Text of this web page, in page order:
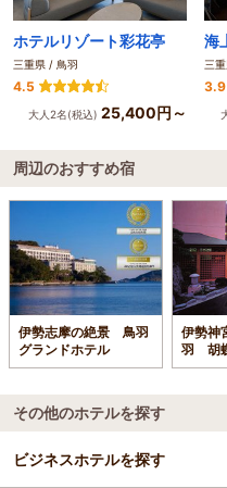
ホテルリゾート彩花亭
三重県 / 鳥羽
4.5
大人2名(税込) 25,400円～
海
三
3.9
周辺のおすすめ宿
伊勢志摩の絶景 鳥羽
グランドホテル
伊勢神
羽 胡
その他のホテルを探す
ビジネスホテルを探す